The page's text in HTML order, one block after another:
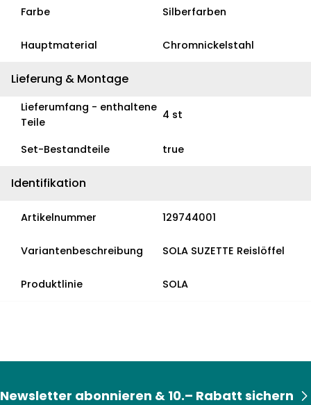
Farbe Silberfarben
Hauptmaterial Chromnickelstahl
Lieferung & Montage
Lieferumfang - enthaltene
Teile
4 st
Set-Bestandteile true
Identifikation
Artikelnummer 129744001
Variantenbeschreibung SOLA SUZETTE Reislöffel
Produktlinie SOLA
Newsletter abonnieren & 10.– Rabatt sichern